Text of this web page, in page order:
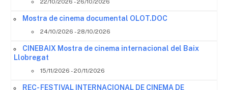
22/10/2026 - 26/10/2026
Mostra de cinema documental OLOT.DOC
24/10/2026 - 28/10/2026
CINEBAIX Mostra de cinema internacional del Baix
Llobregat
15/11/2026 - 20/11/2026
REC- FESTIVAL INTERNACIONAL DE CINEMA DE